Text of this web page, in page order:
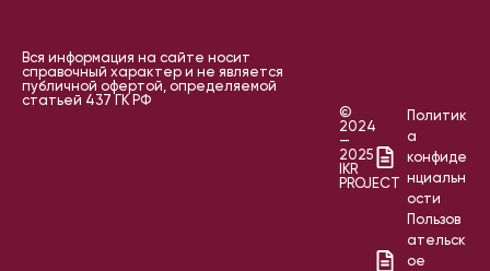
Вся информация на сайте носит
справочный характер и не является
публичной офертой, определяемой
статьей 437 ГК РФ
©
2024
—
2025
IKR
PROJECT
Политик
а
конфиде
нциальн
ости
Пользов
ательск
ое